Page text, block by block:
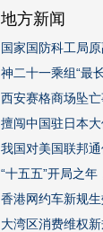
地方新闻
国家国防科工局
神二十一乘组“最
西安赛格商场坠
擅闯中国驻日本
我国对美国联邦
“十五五”开局之
香港网约车新规
大湾区消费维权